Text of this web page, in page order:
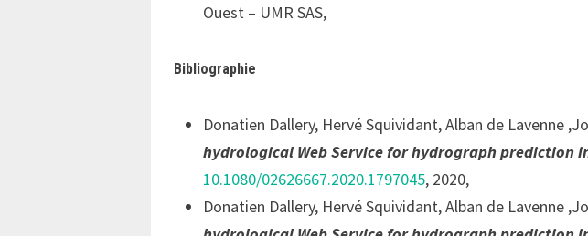
Ouest – UMR SAS,
Bibliographie
Donatien Dallery, Hervé Squividant, Alban de Lavenne
hydrological Web Service for hydrograph prediction
10.1080/02626667.2020.1797045, 2020,
Donatien Dallery, Hervé Squividant, Alban de Lavenne